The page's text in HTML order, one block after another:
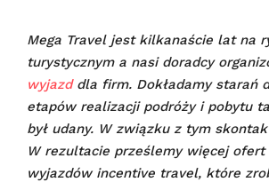
Mega Travel jest kilkanaście lat na
turystycznym a nasi doradcy
wyjazddla firm. Dokładamy starań
etapów realizacji podróży i pobytu
był udany. W związku z tym
W rezultacie prześlemy więcej ofert
wyjazdów incentive travel, które